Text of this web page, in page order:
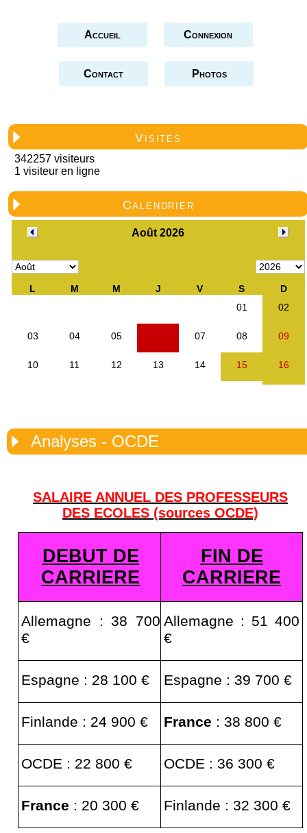
Accueil Connexion
Contact Photos
Visites
342257 visiteurs
1 visiteur en ligne
Calendrier
Analyses - OCDE
SALAIRE ANNUEL DES PROFESSEURS
DES ECOLES (sources OCDE)
DEBUT DE
CARRIERE
FIN DE
CARRIERE
Allemagne : 38 700
€
Allemagne : 51 400
€
Espagne : 28 100 € Espagne : 39 700 €
Finlande : 24 900 € France : 38 800 €
OCDE : 22 800 € OCDE : 36 300 €
France : 20 300 € Finlande : 32 300 €